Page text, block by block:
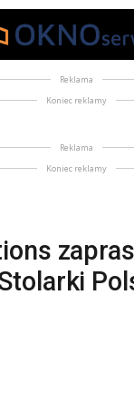
Reklama
Koniec reklamy
Reklama
Koniec reklamy